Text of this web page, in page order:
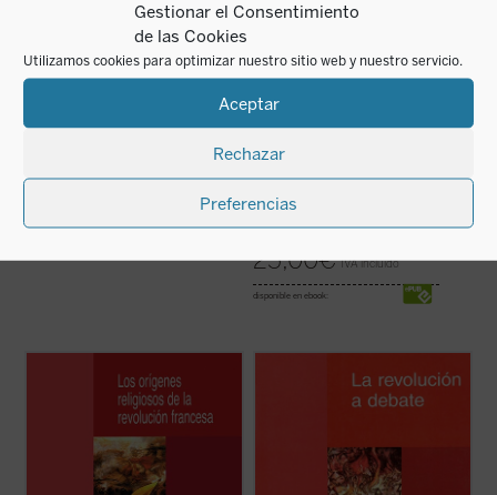
Gestionar el Consentimiento
de las Cookies
Utilizamos cookies para optimizar nuestro sitio web y nuestro servicio.
Aceptar
Rechazar
Preferencias
Christopher Dawson
Independencia: un
conflicto decisivo
(1808-1814)
José Manuel Cuenca Toribio
25,00€ IVA incluido
disponible en ebook:
Kley asegura que la Revolución francesa,
aunque se asocia con el intento de
descristianizar al Estado y la ciudadanía
franceses, tuvo, en realidad, orígenes
religiosos e incluso cristianos, que se
(ver ficha)
Revolución escritos por François Furet
. Pero también puede